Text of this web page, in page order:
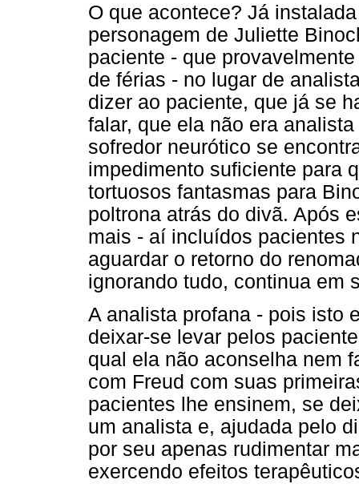
O que acontece? Já
personagem de Juliette
paciente - que
de férias - no lugar de
dizer ao paciente, que já se
falar, que ela não era
sofredor neurótico se
impedimento suficiente para
tortuosos fantasmas para
poltrona atrás do divã. Após
mais - aí incluídos pacientes
aguardar o retorno do
ignorando tudo, continua em
A analista profana - pois isto
deixar-se levar pelos
qual ela não aconselha nem
com Freud com suas
pacientes lhe ensinem, se
um analista e, ajudada pelo
por seu apenas rudimentar
exercendo efeitos